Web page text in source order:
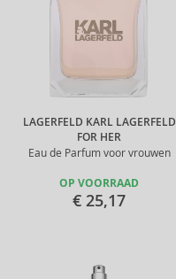
LAGERFELD KARL LAGERFELD
FOR HER
Eau de Parfum voor vrouwen
OP VOORRAAD
€ 25,17